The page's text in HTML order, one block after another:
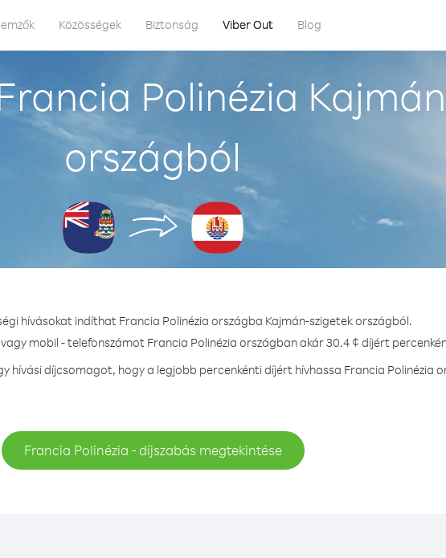
Közösségek Biztonság Viber Out Blog
Polinézia
országból
hívásokat indíthat Francia Polinézia országba Kajmán-szigetek országból.
mobil - telefonszámot Francia Polinézia országban akár 30.4 ¢ díjért
hívási díjcsomagot, hogy a legjobb percenkénti díjért hívhassa Francia Polinézia
Francia Polinézia - díjszabás megtekintése